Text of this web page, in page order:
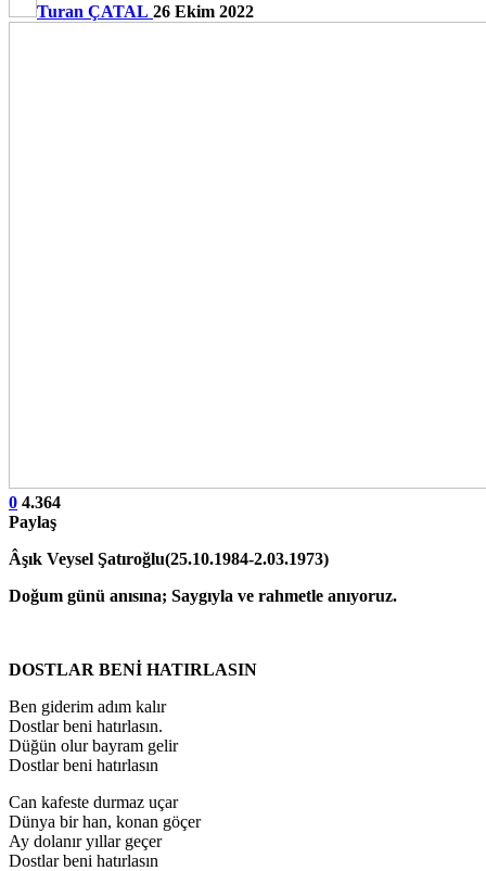
Turan ÇATAL 26 Ekim 2022
0 4.364
Paylaş
Âşık Veysel Şatıroğlu(25.10.1984-2.03.1973)
Doğum günü anısına; Saygıyla ve rahmetle anıyoruz.
DOSTLAR BENİ HATIRLASIN
Ben giderim adım kalır
Dostlar beni hatırlasın.
Düğün olur bayram gelir
Dostlar beni hatırlasın
Can kafeste durmaz uçar
Dünya bir han, konan göçer
Ay dolanır yıllar geçer
Dostlar beni hatırlasın